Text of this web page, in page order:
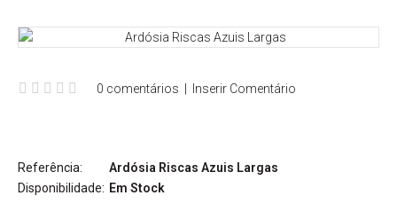
0 comentários Inserir Comentário
Referência:
Ardósia Riscas Azuis Largas
Disponibilidade: Em Stock